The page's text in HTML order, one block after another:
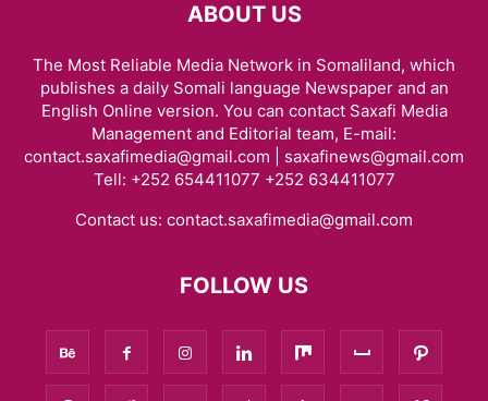
ABOUT US
The Most Reliable Media Network in Somaliland, which
publishes a daily Somali language Newspaper and an
English Online version. You can contact Saxafi Media
Management and Editorial team, E-mail:
contact.saxafimedia@gmail.com | saxafinews@gmail.com
Tell: +252 654411077 +252 634411077
Contact us: contact.saxafimedia@gmail.com
FOLLOW US